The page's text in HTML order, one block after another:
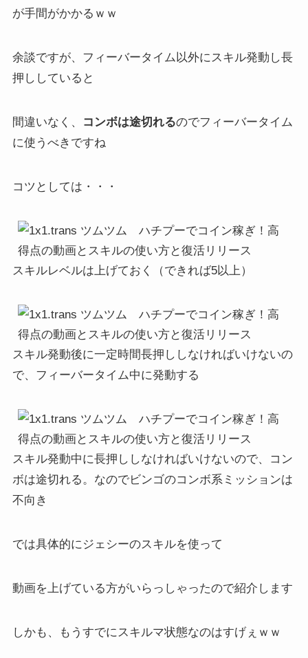
が手間がかかるｗｗ
余談ですが、フィーバータイム以外にスキル発動し長
押ししていると
間違いなく、 コンボは途切れるのでフィーバータイム
に使うべきですね
コツとしては・・・
スキルレベルは上げておく（できれば5以上）
スキル発動後に一定時間長押ししなければいけないの
で、フィーバータイム中に発動する
スキル発動中に長押ししなければいけないので、コン
ボは途切れる。なのでビンゴのコンボ系ミッションは
不向き
では具体的にジェシーのスキルを使って
動画を上げている方がいらっしゃったので紹介します
しかも、もうすでにスキルマ状態なのはすげぇｗｗ